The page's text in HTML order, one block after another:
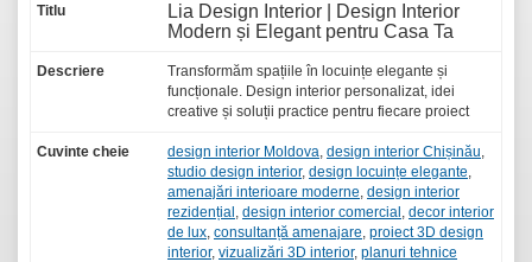
Titlu
Lia Design Interior | Design Interior
Modern și Elegant pentru Casa Ta
Descriere
Transformăm spațiile în locuințe elegante și
funcționale. Design interior personalizat, idei
creative și soluții practice pentru fiecare proiect
Cuvinte cheie design interior Moldova, design interior Chișinău,
studio design interior, design locuințe elegante,
amenajări interioare moderne, design interior
rezidențial , design interior comercial , decor interior
de lux, consultanță amenajare, proiect 3D design
interior, vizualizări 3D interior, planuri tehnice